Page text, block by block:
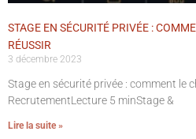
STAGE EN SÉCURITÉ PRIVÉE :
RÉUSSIR
3 décembre 2023
Stage en sécurité privée : comment le
RecrutementLecture 5 minStage &
Lire la suite »